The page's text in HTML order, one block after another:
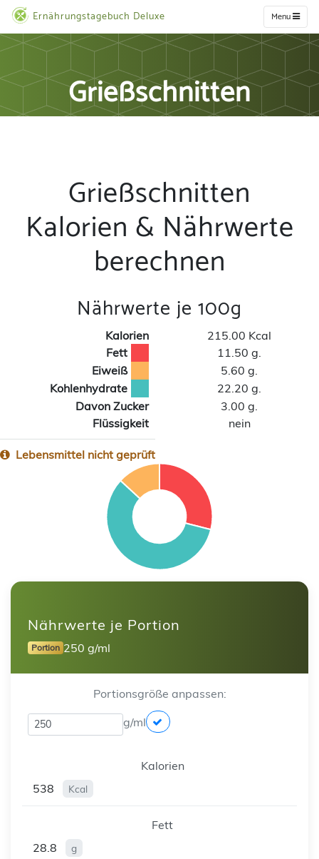
Ernährungstagebuch Deluxe Menu
Grießschnitten
Grießschnitten
Kalorien & Nährwerte
berechnen
Nährwerte je 100g
Kalorien
215.00 Kcal
Fett
11.50 g.
Eiweiß
5.60 g.
Kohlenhydrate
22.20 g.
Davon Zucker
3.00 g.
Flüssigkeit
nein
Lebensmittel nicht geprüft
Nährwerte je Portion
Portion 250 g/ml
Portionsgröße anpassen:
g/ml
Kalorien
538
Kcal
Fett
28.8
g